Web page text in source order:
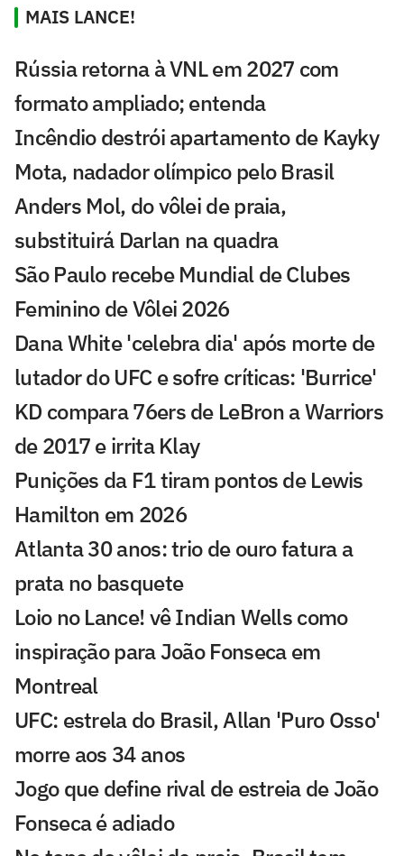
MAIS LANCE!
Rússia retorna à VNL em 2027 com
formato ampliado; entenda
Incêndio destrói apartamento de Kayky
Mota, nadador olímpico pelo Brasil
Anders Mol, do vôlei de praia,
substituirá Darlan na quadra
São Paulo recebe Mundial de Clubes
Feminino de Vôlei 2026
Dana White 'celebra dia' após morte de
lutador do UFC e sofre críticas: 'Burrice'
KD compara 76ers de LeBron a Warriors
de 2017 e irrita Klay
Punições da F1 tiram pontos de Lewis
Hamilton em 2026
Atlanta 30 anos: trio de ouro fatura a
prata no basquete
Loio no Lance! vê Indian Wells como
inspiração para João Fonseca em
Montreal
UFC: estrela do Brasil, Allan 'Puro Osso'
morre aos 34 anos
Jogo que define rival de estreia de João
Fonseca é adiado